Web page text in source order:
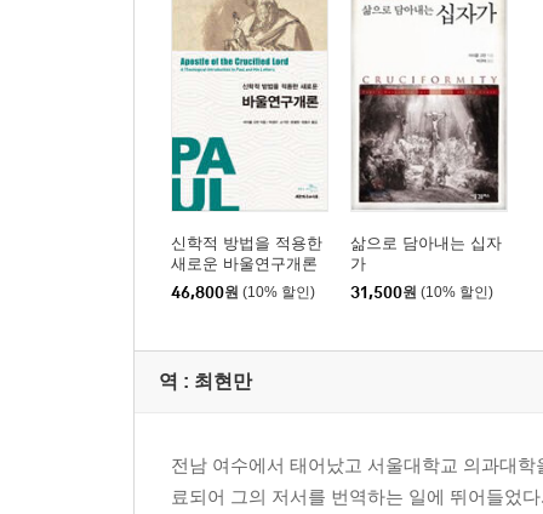
신학적 방법을 적용한
새로운 바울연구개론
46,800원 (10% 할인)
삶으로 담아내는 십자
가
31,500원 (10% 할인)
역 : 최현만
전남 여수에서 태어났고 서울대학교 의과대
료되어 그의 저서를 번역하는 일에 뛰어들었